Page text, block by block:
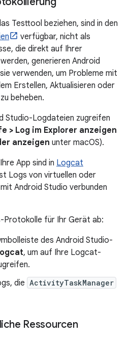
Testtool beziehen, sind in den
verfügbar, nicht als
die direkt auf Ihrer
generieren Android
verwenden, um Probleme mit
Erstellen, Aktualisieren oder
beheben.
Studio-Logdateien zugreifen
> Log im Explorer anzeigen
anzeigen unter macOS).
App sind in Logcat
Logs von virtuellen oder
Android Studio verbunden
Protokolle für Ihr Gerät ab:
des Android Studio-
, um auf Ihre Logcat-
die ActivityTaskManager
Ressourcen